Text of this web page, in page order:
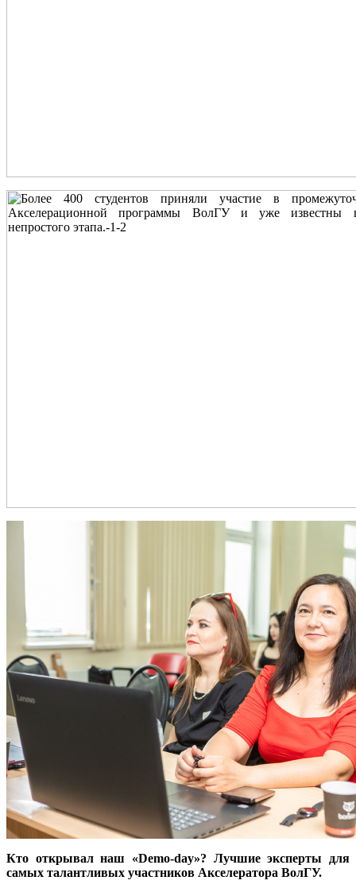
Кто открывал наш
«Demo-day»? Лучшие эксперты для
самых талантливых участников Акселератора ВолГУ.